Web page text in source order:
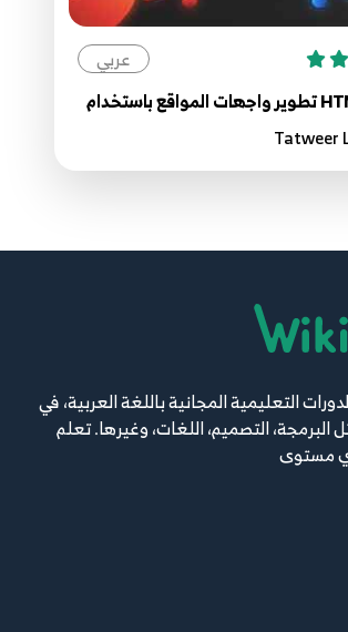
16.[ Arabic Tutorial Create Template 2 ] 16 - Use
Nice
18.[ Arabic Tutorial Create Template 2 ] 18 -
عربي
التعليمية المجانية باللغة العربية، في
التصميم، اللغات، وغيرها. تعلم
مستوى